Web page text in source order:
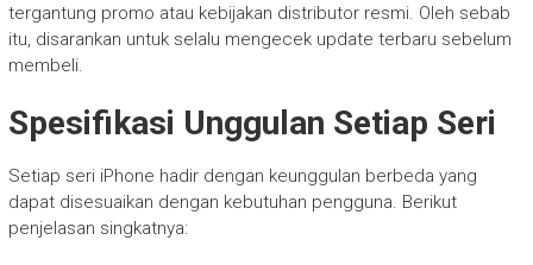
tergantung promo atau kebijakan distributor resmi. Oleh sebab
itu, disarankan untuk selalu mengecek update terbaru sebelum
membeli.
Spesifikasi Unggulan Setiap Seri
Setiap seri iPhone hadir dengan keunggulan berbeda yang
dapat disesuaikan dengan kebutuhan pengguna. Berikut
penjelasan singkatnya: